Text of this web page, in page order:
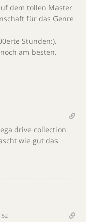
dem tollen Master
für das Genre
Stunden:).
am besten.
drive collection
wie gut das